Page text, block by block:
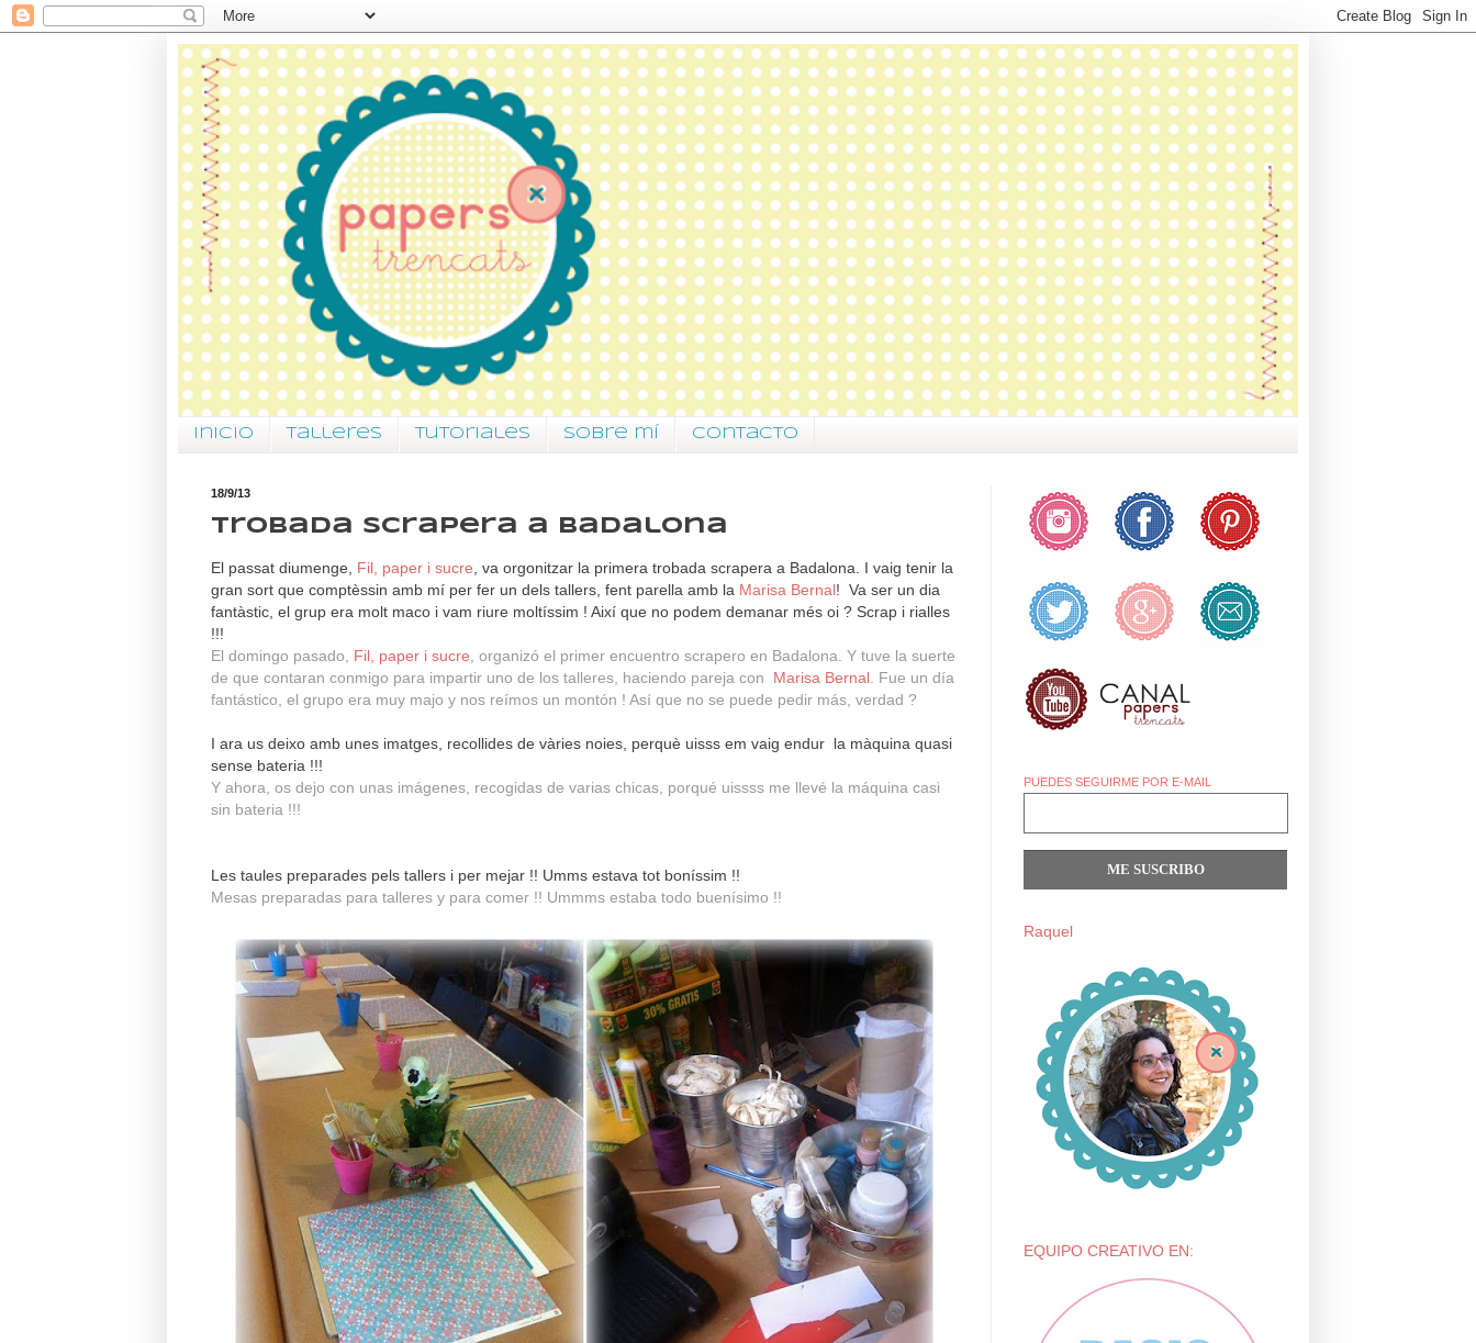
Inicio Talleres Tutoriales Sobre mí Contacto
18/9/13
Trobada scrapera a Badalona
El passat diumenge, Fil, paper i sucre, va orgonitzar la primera trobada scrapera a Badalona. I vaig tenir la
gran sort que comptèssin amb mí per fer un dels tallers, fent parella amb la Marisa Bernal! Va ser un dia
fantàstic, el grup era molt maco i vam riure moltíssim ! Així que no podem demanar més oi ? Scrap i rialles
!!!
El domingo pasado, Fil, paper i sucre, organizó el primer encuentro scrapero en Badalona. Y tuve la suerte
de que contaran conmigo para impartir uno de los talleres, haciendo pareja con Marisa Bernal. Fue un día
fantástico, el grupo era muy majo y nos reímos un montón ! Así que no se puede pedir más, verdad ?
I ara us deixo amb unes imatges, recollides de vàries noies, perquè uisss em vaig endur la màquina quasi
sense bateria !!!
Y ahora, os dejo con unas imágenes, recogidas de varias chicas, porqué uissss me llevé la máquina casi
sin bateria !!!
Les taules preparades pels tallers i per mejar !! Umms estava tot boníssim !!
Mesas preparadas para talleres y para comer !! Ummms estaba todo buenísimo !!
PUEDES SEGUIRME POR E-MAIL
Raquel
EQUIPO CREATIVO EN: